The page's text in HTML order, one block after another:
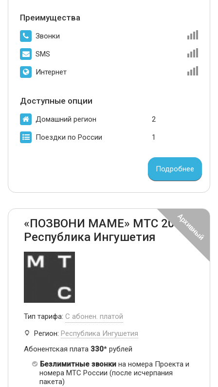
Преимущества
Звонки
SMS
Интернет
Доступные опции
Домашний регион 2
Поездки по России 1
Подробнее
«ПОЗВОНИ МАМЕ» МТС 2024
Республика Ингушетия
Тип тарифа: С абонен. платой
Регион: Республика Ингушетия
Абонентская плата 330* рублей
Безлимитные звонки на номера Проекта и
номера МТС России (после исчерпания
пакета)